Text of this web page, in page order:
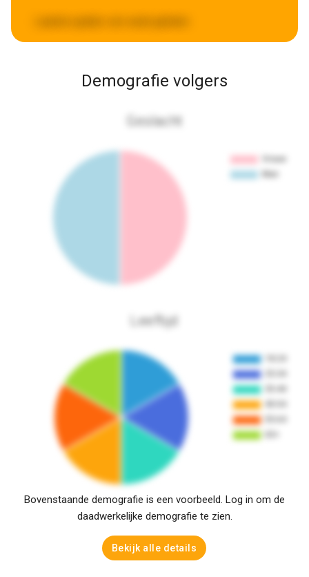
Demografie volgers
Geslacht
Leeftijd
Bovenstaande demografie is een voorbeeld. Log in om de
daadwerkelijke demografie te zien.
Bekijk alle details